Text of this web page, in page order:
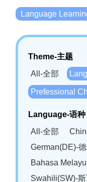
Language
Theme-主题
All-全部
Prefessional
Language-语种
All-全部
German(DE)-
Bahasa
Swahili(SW)-